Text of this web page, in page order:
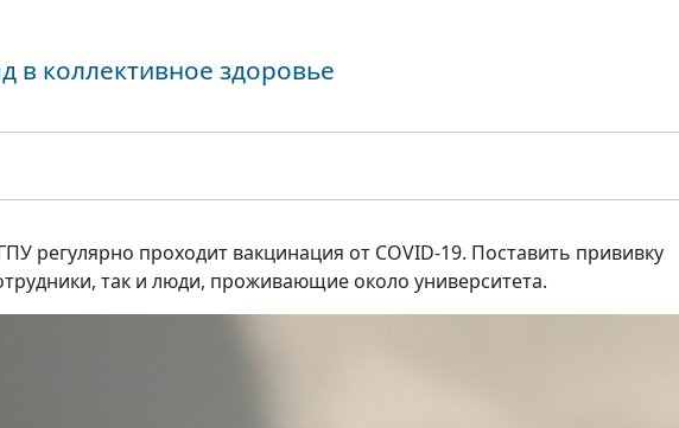
в коллективное здоровье
регулярно проходит вакцинация от COVID-19. Поставить прививку
так и люди, проживающие около университета.